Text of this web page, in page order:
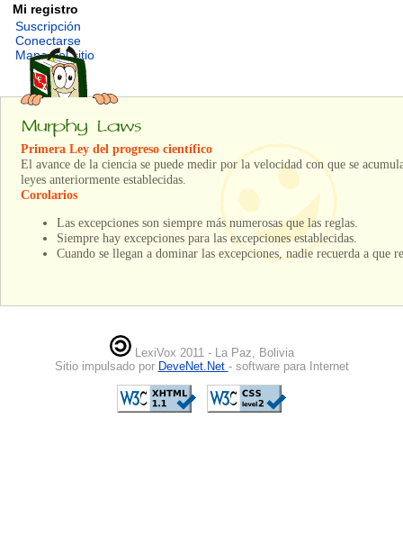
Mi registro
Suscripción
Conectarse
Mapa del sitio
Primera Ley del progreso científico
El avance de la ciencia se puede medir por la velocidad con que se
leyes anteriormente establecidas.
Corolarios
Las excepciones son siempre más numerosas que las reglas.
Siempre hay excepciones para las excepciones establecidas.
Cuando se llegan a dominar las excepciones, nadie recuerda a que
LexiVox 2011 - La Paz, Bolivia
Sitio impulsado por DeveNet.Net - software para Internet